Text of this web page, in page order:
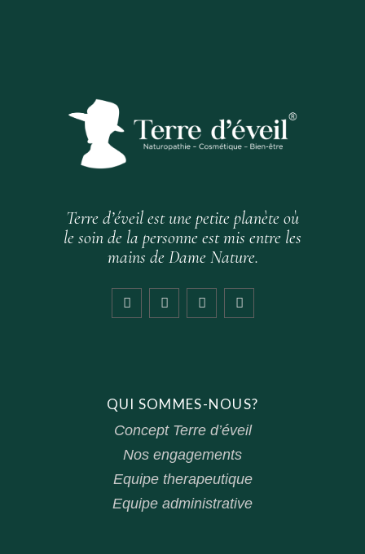
Terre d’éveil est une petite planète où
le soin de la personne est mis entre les
mains de Dame Nature.
QUI SOMMES-NOUS?
Concept Terre d’éveil
Nos engagements
Equipe therapeutique
Equipe administrative